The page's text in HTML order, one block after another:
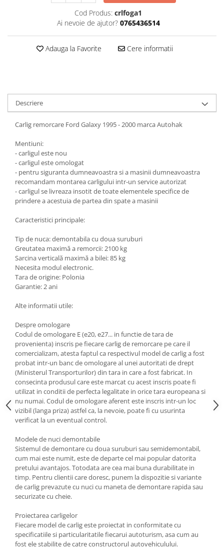
Carlige Lada
Carlige Lancia
Carlige Land Rover
Carlige Lexus
Carlige MAN
Carlige Mazda
Carlige Mercedes
Carlige MG
Carlige Mini
Carlige Mitsubishi
Carlige Nissan
Carlige Omoda
Carlige Opel
Carlige Polestar
Carlige Porsche
Carlige Renault
Carlige Seat
Carlige Skoda
Carlige SsangYong
Carlige Subaru
Carlige Suzuki
Carlige Tesla
Carlige Toyota
Carlige Volkswagen
Carlige Volvo
Carlige Xpeng
Carlige Xpeng G6
Carlige Xpeng G9
Covorase auto Toyota
Covorase auto Volvo
Scut motor MAN
Scut motor Maxus
Scut motor Mazda
Scut motor Mercedes
Scut motor Mitsubishi
Scut motor Nissan
Scut motor Opel
Scut motor Peugeot
Scut motor Porsche
Scut motor Renault
Scut motor SAAB
Scut motor Seat
Scut motor Skoda
Scut motor Smart
Scut motor SsangYong
Scut motor Subaru
Scut motor Suzuki
Scut motor Volvo
Scut motor Volvo C40
Scut motor Volvo V90
Scut motor Volvo XC40
Scut motor Vw
Cod Produs: crlfoga1
Ai nevoie de ajutor? 0765436514
Adauga la Favorite Cere informatii
Descriere
Carlig remorcare Ford Galaxy 1995 - 2000 marca Autohak
Mentiuni:
- carligul este nou
- carligul este omologat
- pentru siguranta dumneavoastra si a masinii dumneavoastra
recomandam montarea carligului intr-un service autorizat
- carligul se livreaza insotit de toate elementele specifice de
prindere a acestuia de partea din spate a masinii
Caracteristici principale:
Tip de nuca: demontabila cu doua suruburi
Greutatea maximă a remorcii: 2100 kg
Sarcina verticală maximă a bilei: 85 kg
Necesita modul electronic.
Tara de origine: Polonia
Garantie: 2 ani
Alte informatii utile:
Despre omologare
Codul de omologare E (e20, e27... in functie de tara de
provenienta) inscris pe fiecare carlig de remorcare pe care il
comercializam, atesta faptul ca respectivul model de carlig a fost
probat intr-un banc de omologare al unei autoritati de drept
(Ministerul Transporturilor) din tara in care a fost fabricat. In
consecinta produsul care este marcat cu acest inscris poate fi
utilizat in conditii de perfecta legalitate in orice tara europeana si
nu numai. Codul de omologare aferent este inscris intr-un loc
vizibil (langa priza) astfel ca, la nevoie, poate fi cu usurinta
verificat la un eventual control.
Modele de nuci demontabile
Sistemul de demontare cu doua suruburi sau semidemontabil,
cum mai este numit, este de departe cel mai popular datorita
pretului avantajos. Totodata are cea mai buna durabilitate in
timp. Pentru clientii care doresc, punem la dispozitie si variante
de carlig prevazute cu nuci cu maneta de demontare rapida sau
securizate cu cheie.
Proiectarea carligelor
Fiecare model de carlig este proiectat in conformitate cu
specificatiile si particularitatile fiecarui autoturism, asa cum au
fost ele stabilite de catre constructorul autovehiculului.